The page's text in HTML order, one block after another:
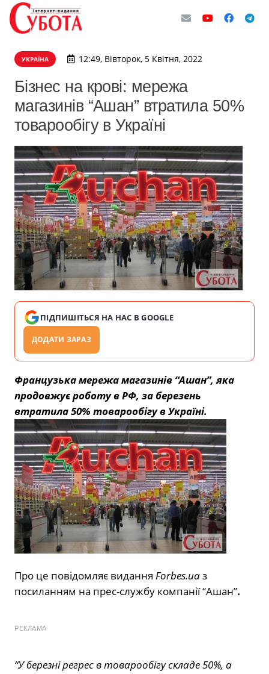
УКРАЇНА 12:49, Вівторок, 5 Квітня, 2022
Бізнес на крові: мережа
магазинів “Ашан” втратила 50%
товарообігу в Україні
ПІДПИШІТЬСЯ НА НАС В GOOGLE
ДОДАТИ ЗАРАЗ
Французька мережа магазинів “Ашан”, яка
продовжує роботу в РФ, за березень
втратила 50% товарообігу в Україні.
Про це повідомляє видання Forbes.uaз
посиланням на прес-службу компанії “Ашан”.
РЕКЛАМА
“У березні регрес в товарообігу складе 50%, а